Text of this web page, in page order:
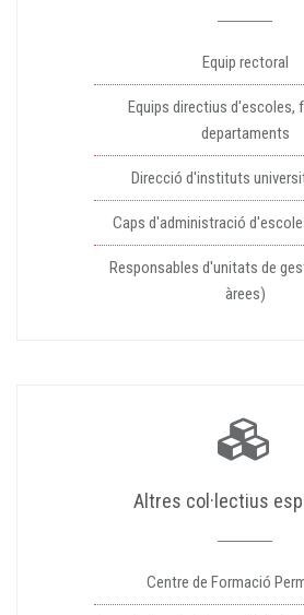
Equip rectoral
Equips directius d'escoles,
departaments
Direcció d'instituts
Caps d'administració
Responsables d'unitats de
àrees)
Altres col·lectius
Centre de Formació